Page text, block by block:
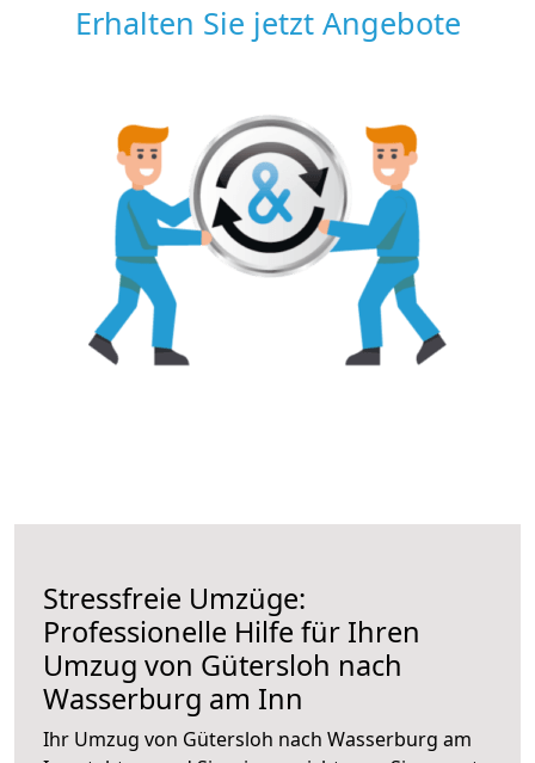
Erhalten Sie jetzt Angebote
Stressfreie Umzüge:
Professionelle Hilfe für Ihren
Umzug von Gütersloh nach
Wasserburg am Inn
Ihr Umzug von Gütersloh nach Wasserburg am